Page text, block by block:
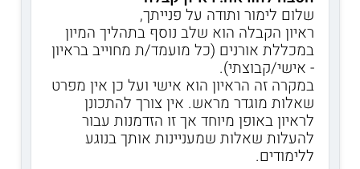
שלום לימור ותודה על פנייתך,
ראיון הקבלה הוא שלב נוסף בתהליך המיון
במכללת אורנים (כל מועמד/ת מחוייב בראיון
- אישי/קבוצתי).
במקרה זה הראיון הוא אישי ועל כן אין מפרט
שאלות מוגדר מראש. אין צורך להתכונן
לראיון באופן מיוחד אך זו הזדמנות עבור
להעלות שאלות שמעניינות אותך בנוגע
ללימודים.